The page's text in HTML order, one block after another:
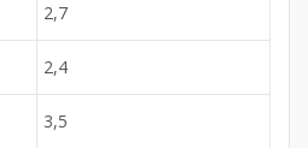
2,7
2,4
3,5